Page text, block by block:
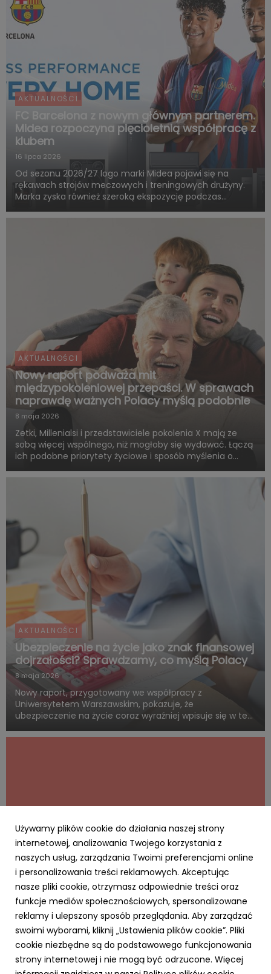
AKTUALNOŚCI
FC Barcelona z nowym głównym partnerem.
Midea rozpoczyna pięcioletnią współpracę z
klubem
16 lipca 2026
Od sezonu 2026/27 logo marki Midea pojawi się na
rękawach strojów meczowych i treningowych drużyny.
Marka zyska również szeroką ekspozycję podczas
współpraca obejmie także wspólne działania skierowane
AKTUALNOŚCI
Nowy raport podważa mit
międzypokoleniowej przepaści. W sprawach
naprawdę ważnych Polacy myślą podobnie
8 maja 2026
Zetki, Millenialsi i przedstawiciele pokolenia X mają ze
sobą więcej wspólnego, niż mogłoby się wydawać. Łączą
ich podobne priorytety życiowe i sposób myślenia o
dojrzałości życiowej decydują przede wszystkim:
AKTUALNOŚCI
Ubezpieczenie na życie jako znak finansowej
dojrzałości? Sprawdzamy, co myślą Polacy
8 maja 2026
Nowy raport, przygotowany we współpracy z
Uniwersytetem Warszawskim, pokazuje, że
ubezpieczenie na życie coraz wyraźniej wpisuje się w ten
odpowiedzialność i rozsądne planowanie przyszłości.
AKTUALNOŚCI
Cyfrowy Biznes się opłaca – rusza
kampania MRiT i NASK dla MŚP. Za realizację
odpowiada RO
20 kwietnia 2026
Agencja Ro na zlecenie Ministerstwa Rozwoju i
Technologii realizuje kampanię „Cyfrowy Biznes”.
Używamy plików cookie do działania naszej strony
internetowej, analizowania Twojego korzystania z
naszych usług, zarządzania Twoimi preferencjami online
i personalizowania treści reklamowych. Akceptując
nasze pliki cookie, otrzymasz odpowiednie treści oraz
funkcje mediów społecznościowych, spersonalizowane
reklamy i ulepszony sposób przeglądania. Aby zarządzać
swoimi wyborami, kliknij „Ustawienia plików cookie”. Pliki
cookie niezbędne są do podstawowego funkcjonowania
strony internetowej i nie mogą być odrzucone. Więcej